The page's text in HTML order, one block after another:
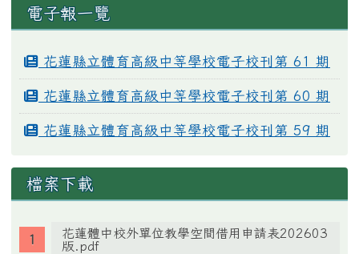
電子報一覽
花蓮縣立體育高級中等學校電子校刊第 61 期
花蓮縣立體育高級中等學校電子校刊第 60 期
花蓮縣立體育高級中等學校電子校刊第 59 期
檔案下載
花蓮體中校外單位教學空間借用申請表202603
版.pdf